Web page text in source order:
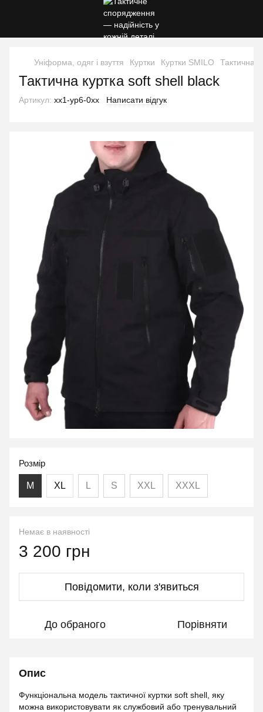
Уніформа, одяг і взуття Куртки Куртки SMILO Тактична
Тактична куртка soft shell black
Артикул: xx1-yp6-0xx Написати відгук
Розмір
M XL L S XXL XXXL
Немає в наявності
3 200 грн
Повідомити, коли з'явиться
До обраного Порівняти
Опис
Функціональна модель тактичної куртки soft shell, яку
можна використовувати як службовий або тренувальний